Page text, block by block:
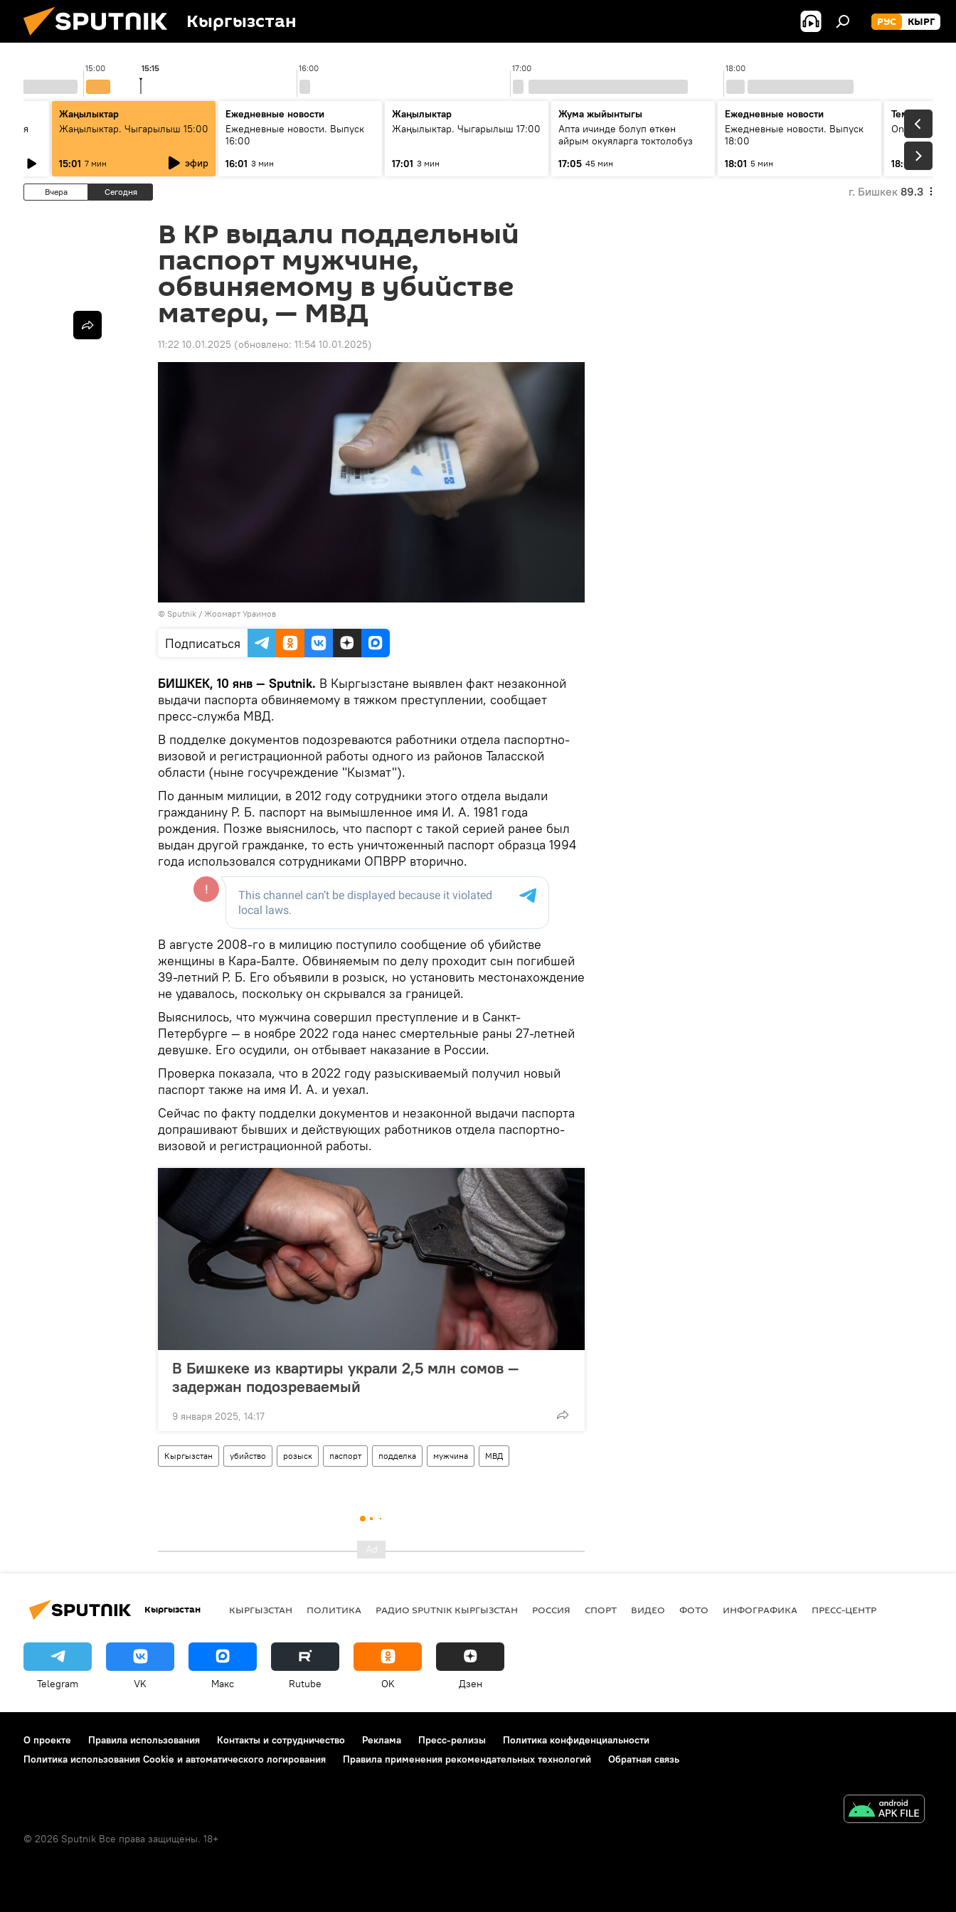
Кыргызстан РУС КЫРГ
15:00 16:00 17:00 18:00
15:16
Жаңылыктар
Жаңылыктар. Чыгарылыш 15:00
15:01 7 мин эфир
Ежедневные новости
Ежедневные новости. Выпуск
16:00
16:01 3 мин
Жаңылыктар
Жаңылыктар. Чыгарылыш 17:00
17:01 3 мин
Жума жыйынтыгы
Апта ичинде болуп өткөн
айрым окуяларга токтолобуз
17:05 45 мин
Ежедневные новости
Ежедневные новости. Выпуск
18:00
18:01 5 мин
Тема дня
On air
18:07
Вчера Сегодня г. Бишкек 89.3
В КР выдали поддельный
паспорт мужчине,
обвиняемому в убийстве
матери, — МВД
11:22 10.01.2025 (обновлено: 11:54 10.01.2025)
© Sputnik / Жоомарт Ураимов
Подписаться
БИШКЕК, 10 янв — Sputnik. В Кыргызстане выявлен факт незаконной
выдачи паспорта обвиняемому в тяжком преступлении, сообщает
пресс-служба МВД.
В подделке документов подозреваются работники отдела паспортно-
визовой и регистрационной работы одного из районов Таласской
области (ныне госучреждение "Кызмат").
По данным милиции, в 2012 году сотрудники этого отдела выдали
гражданину Р. Б. паспорт на вымышленное имя И. А. 1981 года
рождения. Позже выяснилось, что паспорт с такой серией ранее был
выдан другой гражданке, то есть уничтоженный паспорт образца 1994
года использовался сотрудниками ОПВРР вторично.
В августе 2008-го в милицию поступило сообщение об убийстве
женщины в Кара-Балте. Обвиняемым по делу проходит сын погибшей
39-летний Р. Б. Его объявили в розыск, но установить местонахождение
не удавалось, поскольку он скрывался за границей.
Выяснилось, что мужчина совершил преступление и в Санкт-
Петербурге — в ноябре 2022 года нанес смертельные раны 27-летней
девушке. Его осудили, он отбывает наказание в России.
Проверка показала, что в 2022 году разыскиваемый получил новый
паспорт также на имя И. А. и уехал.
Сейчас по факту подделки документов и незаконной выдачи паспорта
допрашивают бывших и действующих работников отдела паспортно-
визовой и регистрационной работы.
В Бишкеке из квартиры украли 2,5 млн сомов —
задержан подозреваемый
9 января 2025, 14:17
Кыргызстан убийство розыск паспорт подделка мужчина МВД
Кыргызстан КЫРГЫЗСТАН ПОЛИТИКА РАДИО SPUTNIK КЫРГЫЗСТАН РОССИЯ СПОРТ ВИДЕО ФОТО ИНФОГРАФИКА ПРЕСС-ЦЕНТР
Telegram VK Макс Rutube OK Дзен
О проекте Правила использования Контакты и сотрудничество Реклама Пресс-релизы
Политика конфиденциальности
Политика использования Cookie и автоматического логирования
Правила применения рекомендательных технологий Обратная связь
© 2026 Sputnik Все права защищены. 18+